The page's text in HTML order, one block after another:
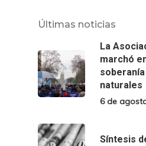
Últimas noticias
La
marchó
naturales
6 de
Síntesis